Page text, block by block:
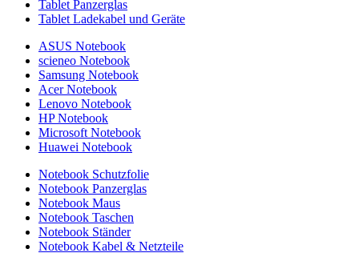
Tablet Panzerglas
Tablet Ladekabel und Geräte
ASUS Notebook
scieneo Notebook
Samsung Notebook
Acer Notebook
Lenovo Notebook
HP Notebook
Microsoft Notebook
Huawei Notebook
Notebook Schutzfolie
Notebook Panzerglas
Notebook Maus
Notebook Taschen
Notebook Ständer
Notebook Kabel & Netzteile